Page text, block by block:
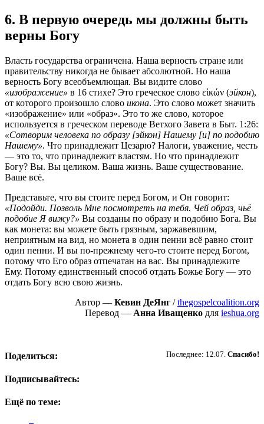
6. В первую очередь мы должны быть
верны Богу
Власть государства ограничена. Наша верность стране или
правительству никогда не бывает абсолютной. Но наша
верность Богу всеобъемлющая. Вы видите слово
«изображение» в 16 стихе? Это греческое слово εἰκών (эйкон),
от которого произошло слово икона. Это слово может значить
«изображение» или «образ». Это то же слово, которое
используется в греческом переводе Ветхого Завета в Быт. 1:26:
«Сотворим человека по образу [эйкон] Нашему [и] по подобию
Нашему». Что принадлежит Цезарю? Налоги, уважение, честь
— это то, что принадлежит властям. Но что принадлежит
Богу? Вы. Вы целиком. Ваша жизнь. Ваше существование.
Ваше всё.
Представьте, что вы стоите перед Богом, и Он говорит:
«Подойди. Позволь Мне посмотреть на тебя. Чей образ, чьё
подобие Я вижу?» Вы созданы по образу и подобию Бога. Вы
как монета: вы можете быть грязным, заржавевшим,
неприятным на вид, но монета в один пенни всё равно стоит
один пенни. И вы по-прежнему чего-то стоите перед Богом,
потому что Его образ отпечатан на вас. Вы принадлежите
Ему. Потому единственный способ отдать Божье Богу — это
отдать Богу всю свою жизнь.
Автор — Кевин ДеЯнг /thegospelcoalition.org
Перевод — Анна Иващенко для ieshua.org
Последнее: 12.07. Спасибо!
Поделиться:
Подписывайтесь:
Ещё по теме: